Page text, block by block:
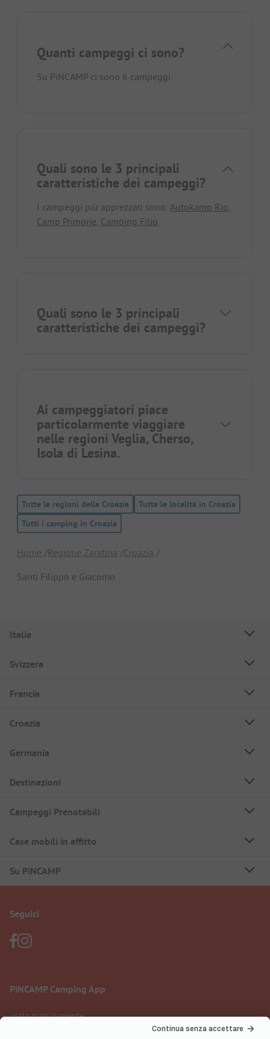
Quanti campeggi ci sono?
Su PiNCAMP ci sono 6 campeggi.
Quali sono le 3 principali
caratteristiche dei campeggi?
I campeggi più apprezzati sono: Autokamp Rio,
Camp Primorje, Camping Filip.
Quali sono le 3 principali
caratteristiche dei campeggi?
Ai campeggiatori piace
particolarmente viaggiare
nelle regioni Veglia, Cherso,
Isola di Lesina.
Tutte le regioni della Croazia
Tutte le località in Croazia
Tutti i camping in Croazia
Home Regione Zaratina
Croazia
Santi Filippo e Giacomo
Italia
Svizzera
Francia
Croazia
Germania
Destinazioni
Campeggi Prenotabili
Case mobili in affitto
Su PiNCAMP
Seguici
PiNCAMP Camping App
usala gratuitamente